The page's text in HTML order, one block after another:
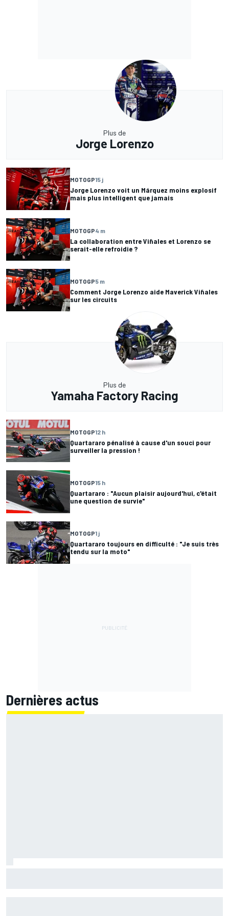
Plus de
Jorge Lorenzo
MOTOGP15 j
Jorge Lorenzo voit un Márquez moins explosif
mais plus intelligent que jamais
MOTOGP4 m
La collaboration entre Viñales et Lorenzo se
serait-elle refroidie ?
MOTOGP5 m
Comment Jorge Lorenzo aide Maverick Viñales
sur les circuits
Plus de
Yamaha Factory Racing
MOTOGP12 h
Quartararo pénalisé à cause d'un souci pour
surveiller la pression !
MOTOGP15 h
Quartararo : "Aucun plaisir aujourd'hui, c'était
une question de survie"
MOTOGP1 j
Quartararo toujours en difficulté : "Je suis très
tendu sur la moto"
Dernières actus